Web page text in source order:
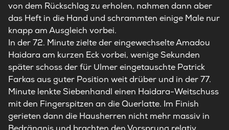
von dem Rückschlag zu erholen, nahmen dann aber
das Heft in die Hand und schrammten einige Male nur
knapp am Ausgleich vorbei.
In der 72. Minute zielte der eingewechselte Amadou
Haidara am kurzen Eck vorbei, wenige Sekunden
später schoss der für Ulmer eingetauschte Patrick
Farkas aus guter Position weit drüber und in der 77.
Minute lenkte Siebenhandl einen Haidara-Weitschuss
mit den Fingerspitzen an die Querlatte. Im Finish
gerieten dann die Hausherren nicht mehr massiv in